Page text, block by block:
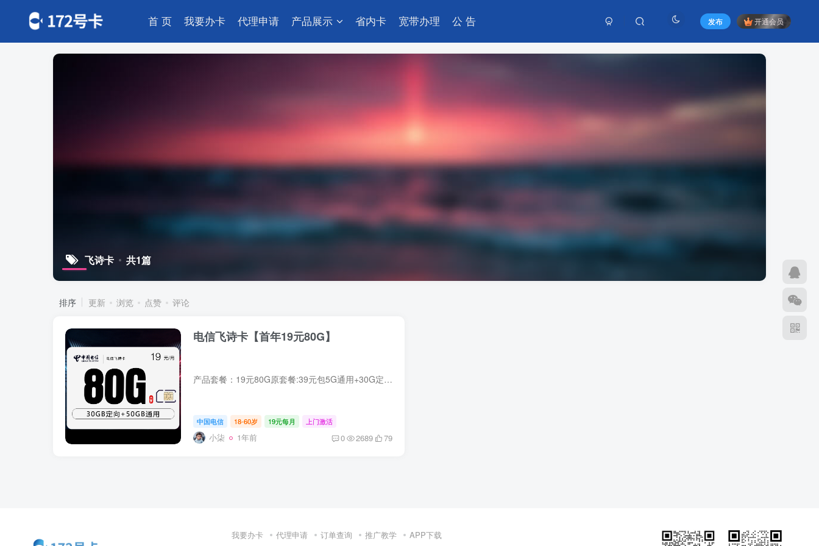
首 页 我要办卡 代理申请 产品展示 省内卡 宽带办理 公 告 发布 开通会员
飞诗卡 共1篇
排序 更新 浏览 点赞 评论
电信飞诗卡【首年19元80G】
产品套餐：19元80G原套餐:39元包5G通用+30G定向+0.1元/分钟。原套餐:29元30G定向+0.1元/分钟。(原套餐39/29随机发放)优惠详情激活当月专属链接首充50元/部分地区激活过程中充值100元享以下优惠:...
中国电信 18-60岁 19元每月 上门激活
小柒 1年前 0 2689 79
我要办卡 代理申请 订单查询 推广教学 APP下载